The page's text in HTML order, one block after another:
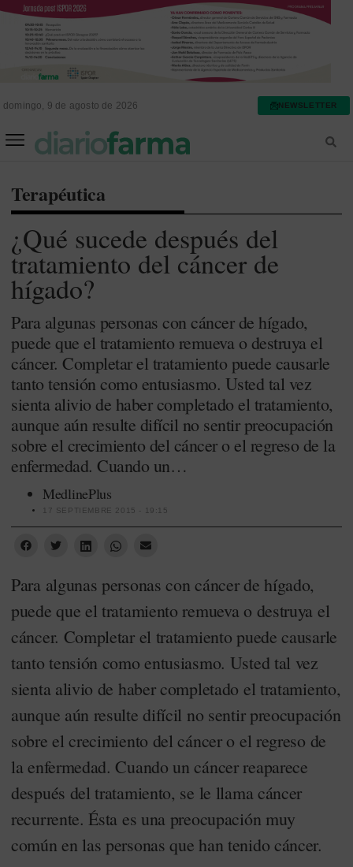
domingo, 9 de agosto de 2026 NEWSLETTER
Terapéutica
¿Qué sucede después del
tratamiento del cáncer de
hígado?
Para algunas personas con cáncer de hígado,
puede que el tratamiento remueva o destruya el
cáncer. Completar el tratamiento puede causarle
tanto tensión como entusiasmo. Usted tal vez
sienta alivio de haber completado el tratamiento,
aunque aún resulte difícil no sentir preocupación
sobre el crecimiento del cáncer o el regreso de la
enfermedad. Cuando un…
MedlinePlus
17 SEPTIEMBRE 2015 - 19:15
Para algunas personas con cáncer de hígado,
puede que el tratamiento remueva o destruya el
cáncer. Completar el tratamiento puede causarle
tanto tensión como entusiasmo. Usted tal vez
sienta alivio de haber completado el tratamiento,
aunque aún resulte difícil no sentir preocupación
sobre el crecimiento del cáncer o el regreso de
la enfermedad. Cuando un cáncer reaparece
después del tratamiento, se le llama cáncer
recurrente. Ésta es una preocupación muy
común en las personas que han tenido cáncer.